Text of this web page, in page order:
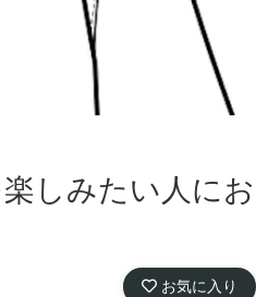
しみたい人にお
お気に入り